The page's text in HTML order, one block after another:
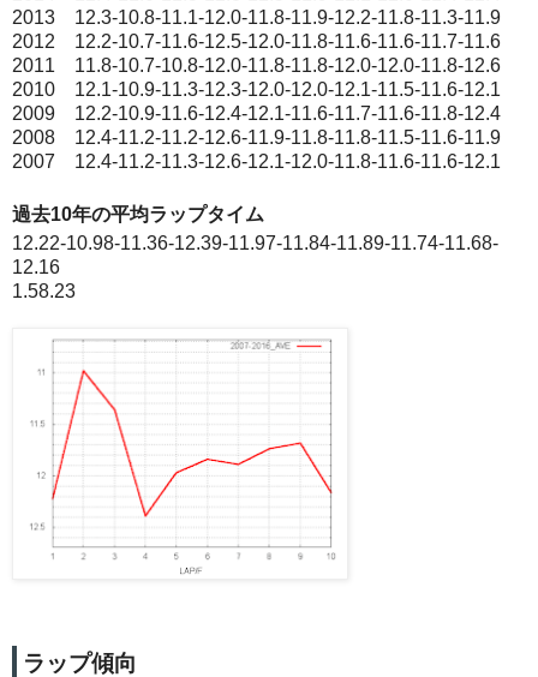
2013 12.3-10.8-11.1-12.0-11.8-11.9-12.2-11.8-11.3-11.9
2012 12.2-10.7-11.6-12.5-12.0-11.8-11.6-11.6-11.7-11.6
2011 11.8-10.7-10.8-12.0-11.8-11.8-12.0-12.0-11.8-12.6
2010 12.1-10.9-11.3-12.3-12.0-12.0-12.1-11.5-11.6-12.1
2009 12.2-10.9-11.6-12.4-12.1-11.6-11.7-11.6-11.8-12.4
2008 12.4-11.2-11.2-12.6-11.9-11.8-11.8-11.5-11.6-11.9
2007 12.4-11.2-11.3-12.6-12.1-12.0-11.8-11.6-11.6-12.1
過去10年の平均ラップタイム
12.22-10.98-11.36-12.39-11.97-11.84-11.89-11.74-11.68-
12.16
1.58.23
ラップ傾向